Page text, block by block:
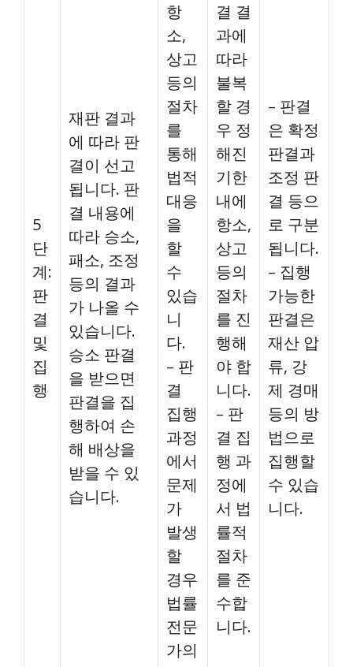
5
단
계:
판
결
및
집
행
재판 결과
에 따라 판
결이 선고
됩니다. 판
결 내용에
따라 승소,
패소, 조정
등의 결과
가 나올 수
있습니다.
승소 판결
을 받으면
판결을 집
행하여 손
해 배상을
받을 수 있
습니다.
항
소,
상고
등의
절차
를
통해
법적
대응
을
할
수
있습
니
다.
– 판
결
집행
과정
에서
문제
가
발생
할
경우
법률
전문
가의
결 결
과에
따라
불복
할 경
우 정
해진
기한
내에
항소,
상고
등의
절차
를 진
행해
야 합
니다.
– 판
결 집
행 과
정에
서 법
률적
절차
를 준
수합
니다.
– 판결
은 확정
판결과
조정 판
결 등으
로 구분
됩니다.
– 집행
가능한
판결은
재산 압
류, 강
제 경매
등의 방
법으로
집행할
수 있습
니다.